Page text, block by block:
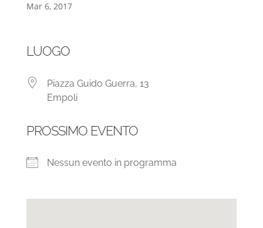
Mar 6, 2017
LUOGO
Piazza Guido Guerra, 13
Empoli
PROSSIMO EVENTO
Nessun evento in programma